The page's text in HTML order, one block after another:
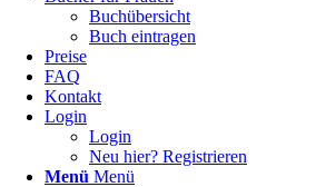
Buchübersicht
Buch eintragen
Preise
FAQ
Kontakt
Login
Login
Neu hier? Registrieren
Menü Menü